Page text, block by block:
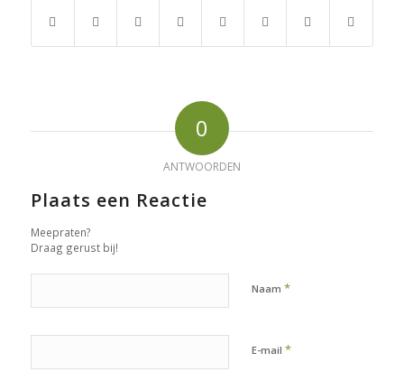
0
ANTWOORDEN
Plaats een Reactie
Meepraten?
Draag gerust bij!
Naam *
E-mail *